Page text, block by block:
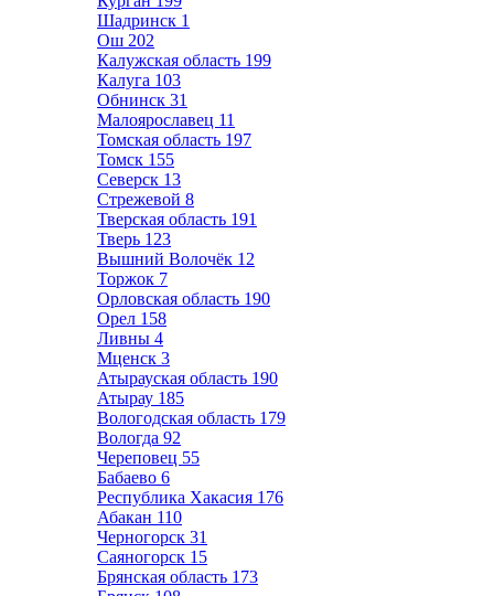
Шадринск 1
Ош 202
Калужская область 199
Калуга 103
Обнинск 31
Малоярославец 11
Томская область 197
Томск 155
Северск 13
Стрежевой 8
Тверская область 191
Тверь 123
Вышний Волочёк 12
Торжок 7
Орловская область 190
Орел 158
Ливны 4
Мценск 3
Атырауская область 190
Атырау 185
Вологодская область 179
Вологда 92
Череповец 55
Бабаево 6
Республика Хакасия 176
Абакан 110
Черногорск 31
Саяногорск 15
Брянская область 173